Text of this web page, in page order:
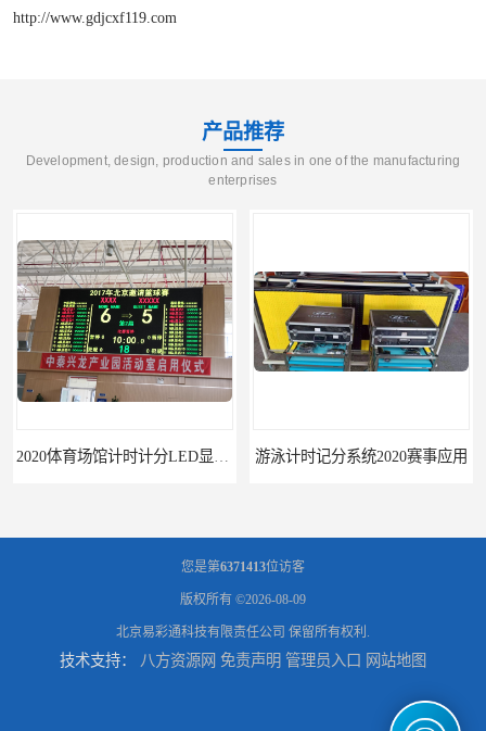
http://www.gdjcxf119.com
产品推荐
Development, design, production and sales in one of the manufacturing
enterprises
游泳计时记分系统2020赛事应用
您是第6371413位访客
版权所有 ©2026-08-09
北京易彩通科技有限责任公司 保留所有权利.
技术支持： 八方资源网 免责声明 管理员入口 网站地图